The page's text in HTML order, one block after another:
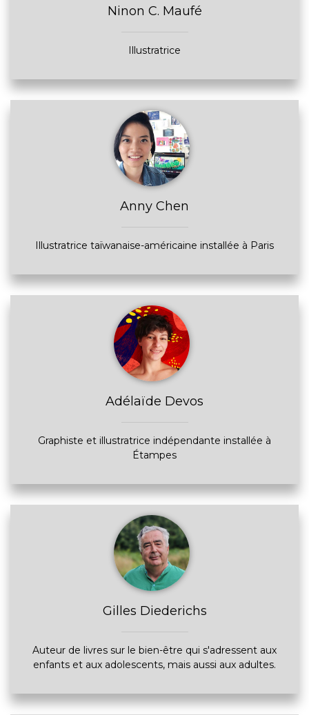
Ninon C. Maufé
Illustratrice
Anny Chen
Illustratrice taïwanaise-américaine installée à Paris
Adélaïde Devos
Graphiste et illustratrice indépendante installée à
Étampes
Gilles Diederichs
Auteur de livres sur le bien-être qui s'adressent aux
enfants et aux adolescents, mais aussi aux adultes.